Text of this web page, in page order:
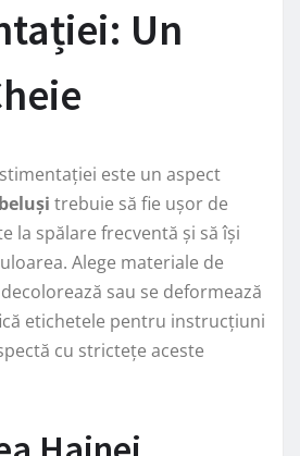
Un
este un aspect
trebuie să fie ușor de
la spălare frecventă și să își
Alege materiale de
sau se deformează
etichetele pentru instrucțiuni
cu strictețe aceste